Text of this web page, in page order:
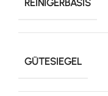
REINIGERBASIS
GÜTESIEGEL